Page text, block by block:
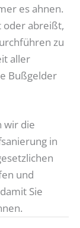
es ahnen.
oder abreißt,
zu
aller
Bußgelder
wir die
in
und
Sie